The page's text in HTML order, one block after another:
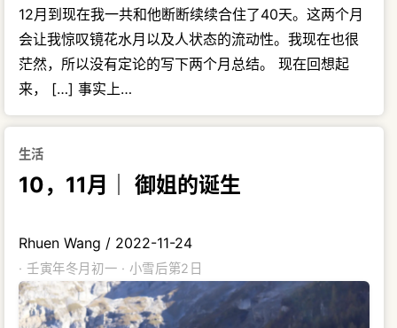
12月到现在我一共和他断断续续合住了40天。这两个月
会让我惊叹镜花水月以及人状态的流动性。我现在也很
茫然，所以没有定论的写下两个月总结。 现在回想起
来， […] 事实上…
生活
10，11月｜ 御姐的诞生
Rhuen Wang / 2022-11-24
· 壬寅年冬月初一 · 小雪后第2日